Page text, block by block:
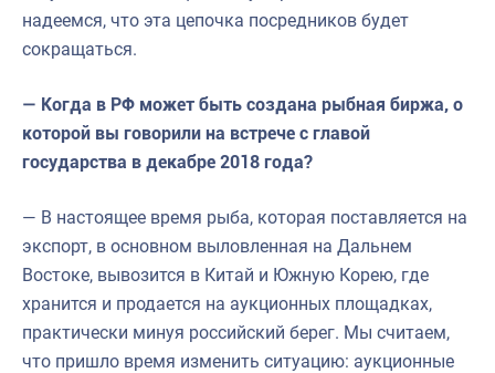
надеемся, что эта цепочка посредников будет
сокращаться.
— Когда в РФ может быть создана рыбная биржа, о
которой вы говорили на встрече с главой
государства в декабре 2018 года?
— В настоящее время рыба, которая поставляется на
экспорт, в основном выловленная на Дальнем
Востоке, вывозится в Китай и Южную Корею, где
хранится и продается на аукционных площадках,
практически минуя российский берег. Мы считаем,
что пришло время изменить ситуацию: аукционные